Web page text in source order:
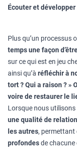
Écouter et
Plus qu’un processus
temps une façon
sur ce qui est en jeu
ainsi qu’à réfléchir à
tort ? Qui a raison ? »
voire de restaurer le
Lorsque nous
une qualité de
les autres, permettant
profondesde chacune